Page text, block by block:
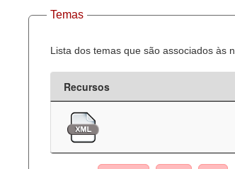
Temas
Lista dos temas que são associados às
Recursos